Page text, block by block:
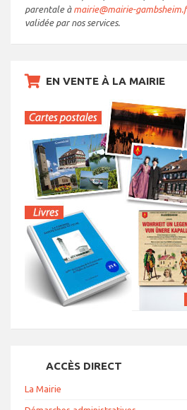
parentale à mairie@mairie-
validée par nos services.
EN VENTE À LA MAIRIE
ACCÈS DIRECT
La Mairie